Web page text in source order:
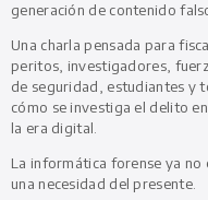
generación de contenido
Una charla pensada para
peritos, investigadores,
de seguridad, estudiantes y
cómo se investiga el delito en
la era digital.
La informática forense ya no
una necesidad del presente.